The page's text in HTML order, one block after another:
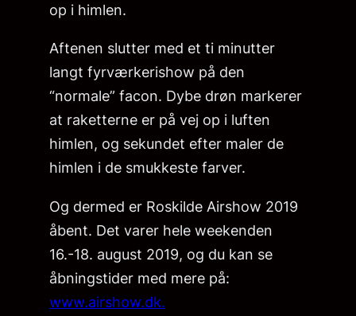
op i himlen.
Aftenen slutter med et ti minutter
langt fyrværkerishow på den
“normale” facon. Dybe drøn markerer
at raketterne er på vej op i luften
himlen, og sekundet efter maler de
himlen i de smukkeste farver.
Og dermed er Roskilde Airshow 2019
åbent. Det varer hele weekenden
16.-18. august 2019, og du kan se
åbningstider med mere på:
www.airshow.dk.